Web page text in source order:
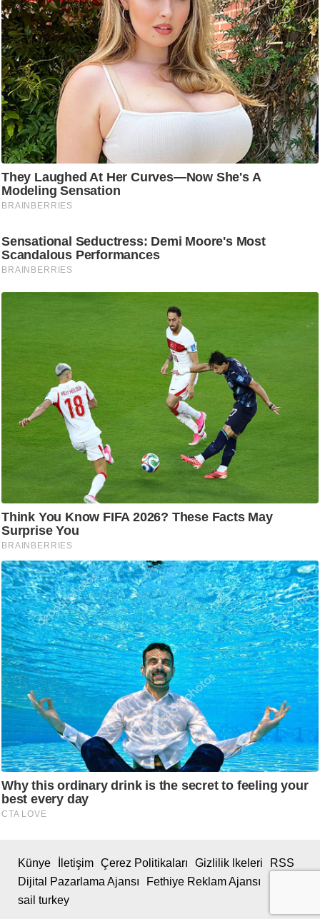
Künye İletişim Çerez Politikaları Gizlilik lkeleri
RSS
Dijital Pazarlama Ajansı
Fethiye Reklam Ajansı
sail turkey